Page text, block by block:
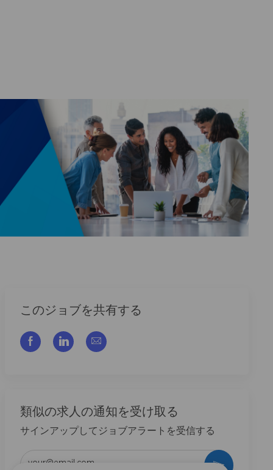
このジョブを共有する
フェイスブックでシェアする
リンクトイン経由で共有する
メールで共有
類似の求人の通知を受け取る
サインアップしてジョブアラートを受信する
作動させる